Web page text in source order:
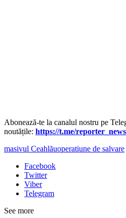
‍Abonează-te la canalul nostru pe
noutățile: https://t.me/
masivul Ceahlăuoperatiune de salvare
Facebook
Twitter
Viber
Telegram
See more